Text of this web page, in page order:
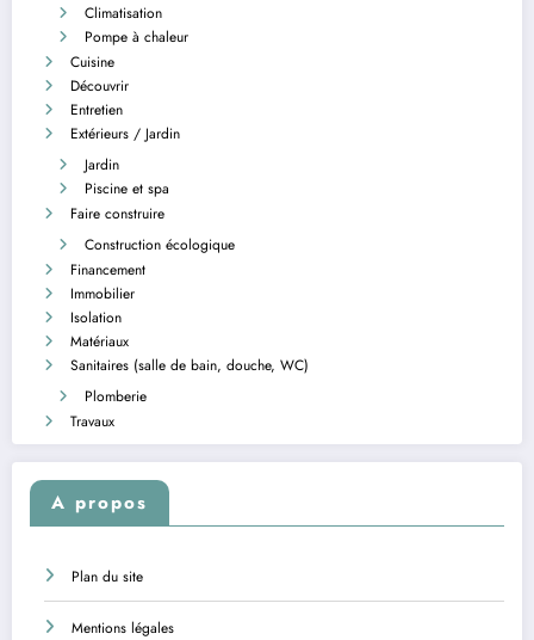
Climatisation
Pompe à chaleur
Cuisine
Découvrir
Entretien
Extérieurs / Jardin
Jardin
Piscine et spa
Faire construire
Construction écologique
Financement
Immobilier
Isolation
Matériaux
Sanitaires (salle de bain, douche, WC)
Plomberie
Travaux
A propos
Plan du site
Mentions légales